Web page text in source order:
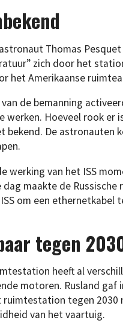
Thomas
zich door het
het Amerikaanse
de bemanning
werken. Hoeveel rook er
bekend. De astronauten
werking van het ISS
dag maakte de
om een
tegen
heeft al
motoren. Rusland
tegen 2030
van het vaartuig.